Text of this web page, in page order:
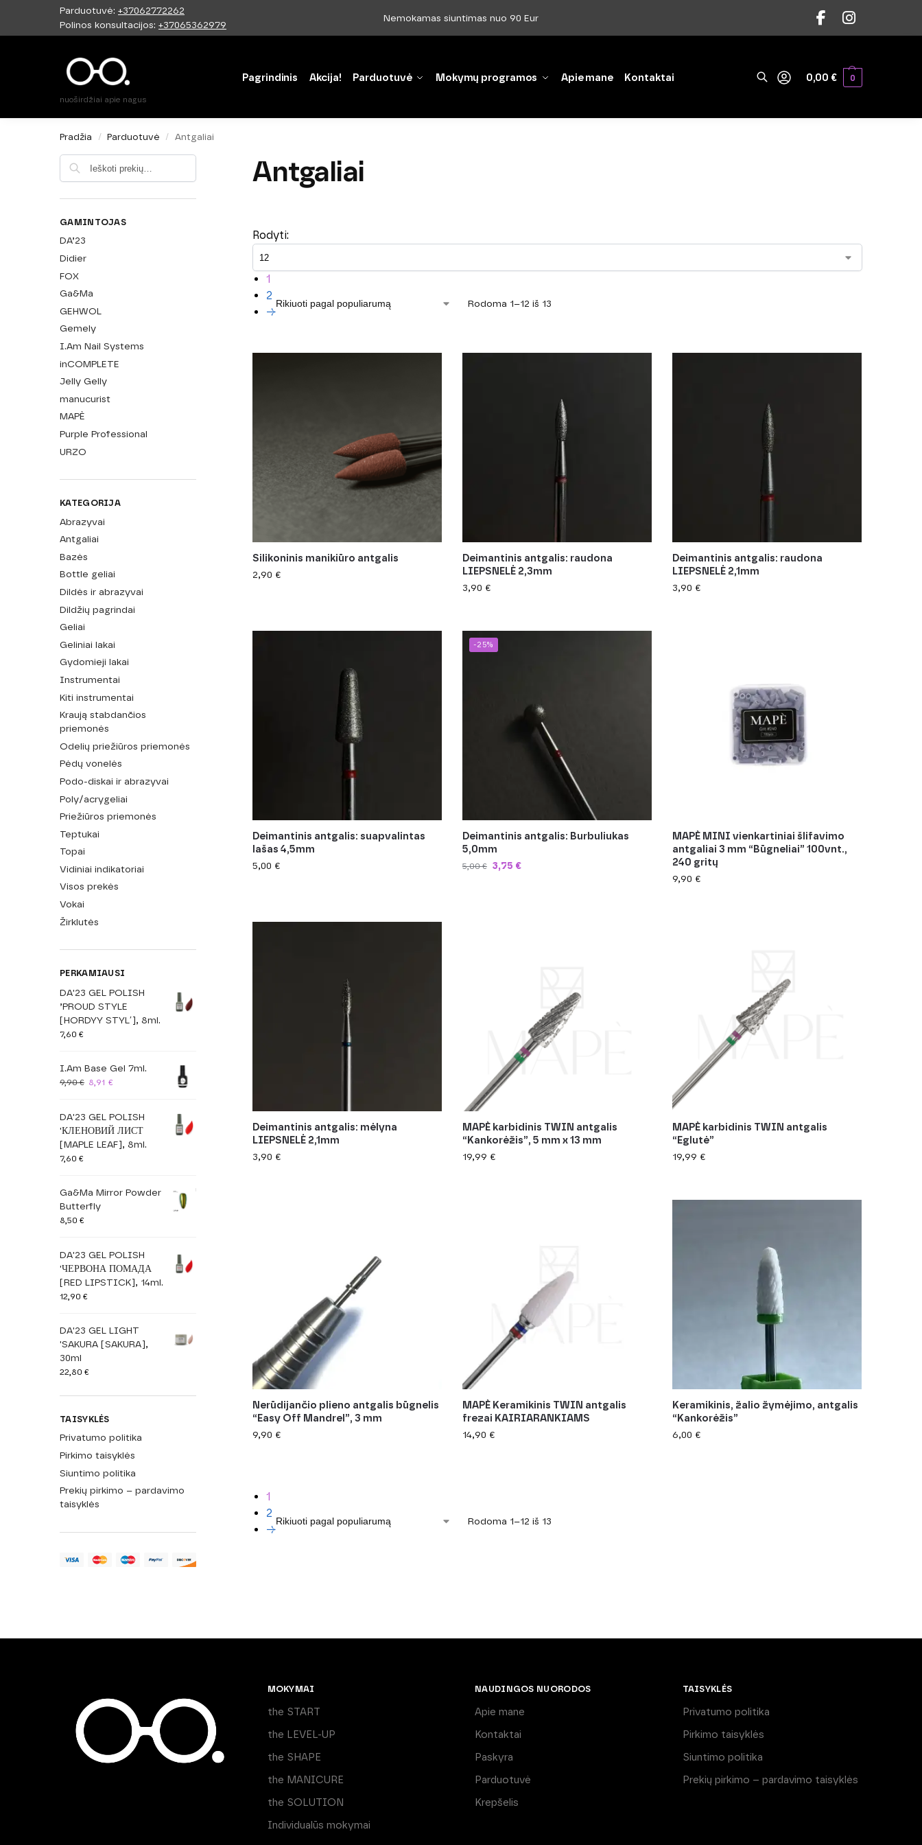
Parduotuvė: +37062772262
Polinos konsultacijos: +37065362979
Nemokamas siuntimas nuo 90 Eur
nuoširdžiai apie nagus
Pagrindinis Akcija! Parduotuvė Mokymų programos Apie mane Kontaktai
Paieška
0,00 € 0
Pradžia / Parduotuvė / Antgaliai
Antgaliai
Rodyti:
Rodoma 1–12 iš 13
1
2
→
Silikoninis manikiūro antgalis
2,90 €
Deimantinis antgalis: raudona
LIEPSNELĖ 2,3mm
3,90 €
Deimantinis antgalis: raudona
LIEPSNELĖ 2,1mm
3,90 €
Deimantinis antgalis: suapvalintas
lašas 4,5mm
5,00 €
-25%
Deimantinis antgalis: Burbuliukas
5,0mm
5,00€ 3,75 €
MAPÈ MINI vienkartiniai šlifavimo
antgaliai 3 mm “Būgneliai” 100vnt.,
240 gritų
9,90 €
Deimantinis antgalis: mėlyna
LIEPSNELĖ 2,1mm
3,90 €
MAPÈ karbidinis TWIN antgalis
“Kankorėžis”, 5 mm x 13 mm
19,99 €
MAPÈ karbidinis TWIN antgalis
“Eglutė”
19,99 €
Nerūdijančio plieno antgalis būgnelis
“Easy Off Mandrel”, 3 mm
9,90 €
MAPÈ Keramikinis TWIN antgalis
frezai KAIRIARANKIAMS
14,90 €
Keramikinis, žalio žymėjimo, antgalis
“Kankorėžis”
6,00 €
Rodoma 1–12 iš 13
1
2
→
GAMINTOJAS
DA’23
Didier
FOX
Ga&Ma
GEHWOL
Gemely
I.Am Nail Systems
inCOMPLETE
Jelly Gelly
manucurist
MAPÈ
Purple Professional
URZO
KATEGORIJA
Abrazyvai
Antgaliai
Bazės
Bottle geliai
Dildės ir abrazyvai
Dildžių pagrindai
Geliai
Geliniai lakai
Gydomieji lakai
Instrumentai
Kiti instrumentai
Kraują stabdančios
priemonės
Odelių priežiūros priemonės
Pėdų vonelės
Podo-diskai ir abrazyvai
Poly/acrygeliai
Priežiūros priemonės
Teptukai
Topai
Vidiniai indikatoriai
Visos prekės
Vokai
Žirklutės
PERKAMIAUSI
DA'23 GEL POLISH
’PROUD STYLE
[HORDYY STYLʹ], 8ml.
7,60 €
I.Am Base Gel 7ml.
9,90€ 8,91 €
DA'23 GEL POLISH
'КЛЕНОВИЙ ЛИСТ
[MAPLE LEAF], 8ml.
7,60 €
Ga&Ma Mirror Powder
Butterfly
8,50 €
DA'23 GEL POLISH
'ЧЕРВОНА ПОМАДА
[RED LIPSTICK], 14ml.
12,90 €
DA'23 GEL LIGHT
'SAKURA [SAKURA],
30ml
22,80 €
TAISYKLĖS
Privatumo politika
Pirkimo taisyklės
Siuntimo politika
Prekių pirkimo – pardavimo
taisyklės
MOKYMAI
the START
the LEVEL-UP
the SHAPE
the MANICURE
the SOLUTION
Individualūs mokymai
NAUDINGOS NUORODOS
Apie mane
Kontaktai
Paskyra
Parduotuvė
Krepšelis
TAISYKLĖS
Privatumo politika
Pirkimo taisyklės
Siuntimo politika
Prekių pirkimo – pardavimo taisyklės